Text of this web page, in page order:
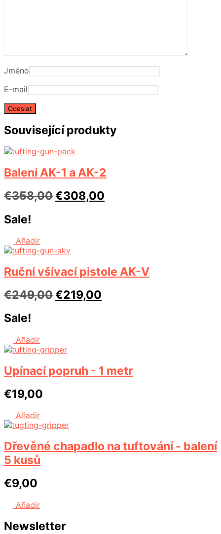
Jméno
E-mail
Související produkty
Balení AK-1 a AK-2
€358,00Původní
€308,00
Sale!
Añadir
Ruční všívací pistole AK-V
€249,00Původní
€219,00
Sale!
Añadir
Upínací popruh - 1 metr
€19,00
Añadir
Dřevěné chapadlo na tuftování - balení
5 kusů
€9,00
Añadir
Newsletter